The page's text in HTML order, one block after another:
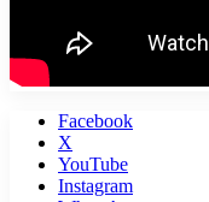
Facebook
X
YouTube
Instagram